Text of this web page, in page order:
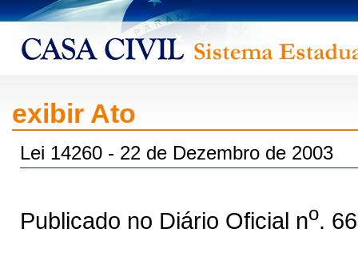
exibir Ato
Lei 14260 - 22 de Dezembro de 2003
Publicado no Diário Oficial no.